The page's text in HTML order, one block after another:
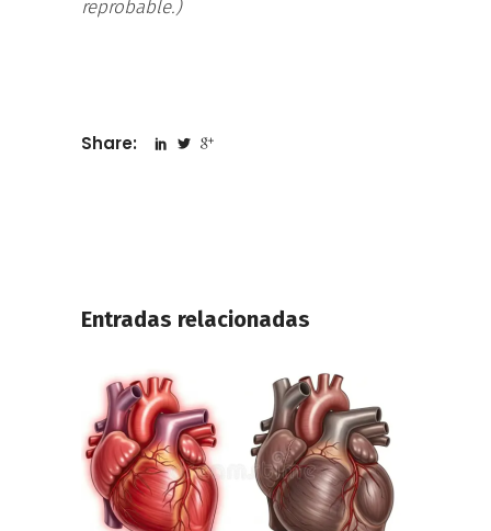
reprobable.)
Share:
Entradas relacionadas